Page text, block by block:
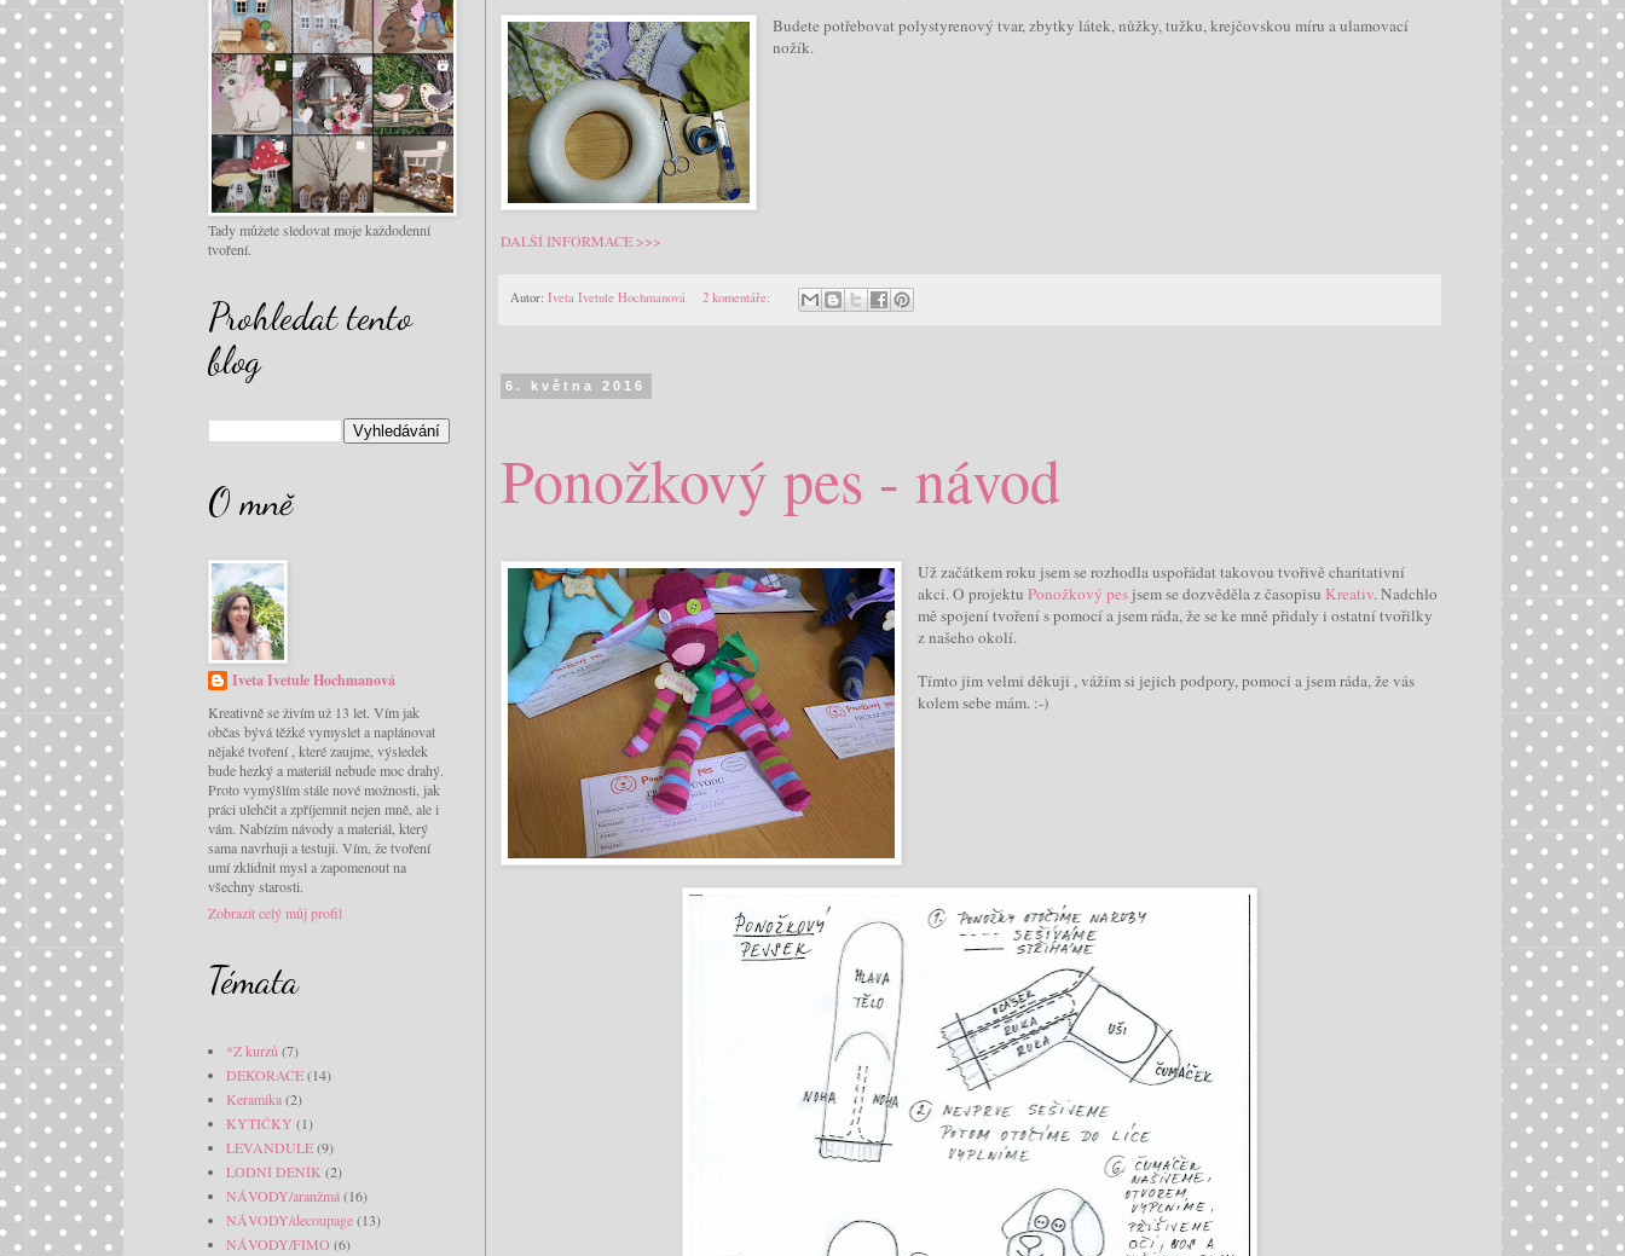
Budete potřebovat polystyrenový tvar, zbytky látek, nůžky, tužku, krejčovskou míru a ulamovací
nožík.
DALŠÍ INFORMACE >>>
Autor: Iveta Ivetule Hochmanová 2 komentáře:
6. května 2016
Ponožkový pes - návod
Už začátkem roku jsem se rozhodla uspořádat takovou tvořivě charitativní
akci. O projektuPonožkový pes jsem se dozvěděla z časopisu Kreativ. Nadchlo
mě spojení tvoření s pomocí a jsem ráda, že se ke mně přidaly i ostatní tvořilky
z našeho okolí.
Tímto jim velmi děkuji , vážím si jejich podpory, pomoci a jsem ráda, že vás
kolem sebe mám. :-)
Tady můžete sledovat moje každodenní
tvoření.
Prohledat tento
blog
O mně
Iveta Ivetule Hochmanová
Kreativně se živím už 13 let. Vím jak
občas bývá těžké vymyslet a naplánovat
nějaké tvoření , které zaujme, výsledek
bude hezký a materiál nebude moc drahý.
Proto vymýšlím stále nové možnosti, jak
práci ulehčit a zpříjemnit nejen mně, ale i
vám. Nabízím návody a materiál, který
sama navrhuji a testuji. Vím, že tvoření
umí zklidnit mysl a zapomenout na
všechny starosti.
Zobrazit celý můj profil
Témata
*Z kurzů (7)
DEKORACE(14)
Keramika(2)
KYTIČKY (1)
LEVANDULE(9)
LODNÍ DENÍK (2)
NÁVODY/aranžmá(16)
NÁVODY/decoupage(13)
NÁVODY/FIMO (6)